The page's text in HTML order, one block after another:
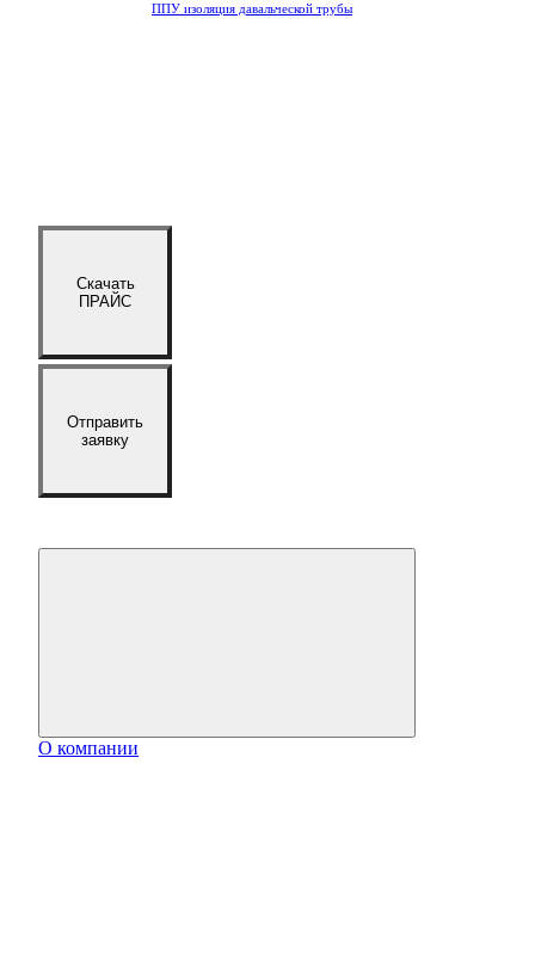
ППУ изоляция давальческой трубы
Скачать
ПРАЙС
Отправить
заявку
О компании